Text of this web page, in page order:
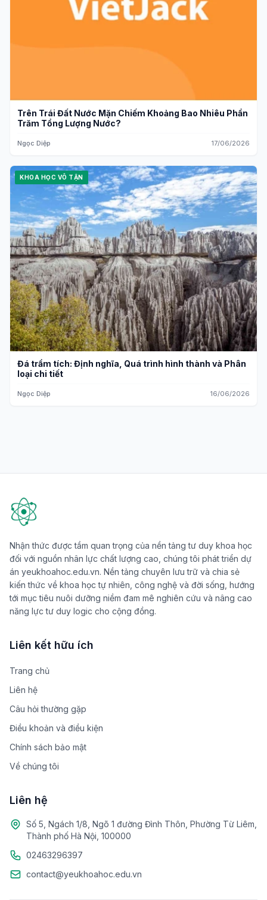
Trên Trái Đất Nước Mặn Chiếm Khoảng Bao Nhiêu Phần
Trăm Tổng Lượng Nước?
Ngọc Diệp 17/06/2026
KHOA HỌC VÔ TẬN
Đá trầm tích: Định nghĩa, Quá trình hình thành và Phân
loại chi tiết
Ngọc Diệp 16/06/2026
Nhận thức được tầm quan trọng của nền tảng tư duy khoa học
đối với nguồn nhân lực chất lượng cao, chúng tôi phát triển dự
án yeukhoahoc.edu.vn. Nền tảng chuyên lưu trữ và chia sẻ
kiến thức về khoa học tự nhiên, công nghệ và đời sống, hướng
tới mục tiêu nuôi dưỡng niềm đam mê nghiên cứu và nâng cao
năng lực tư duy logic cho cộng đồng.
Liên kết hữu ích
Trang chủ
Liên hệ
Câu hỏi thường gặp
Điều khoản và điều kiện
Chính sách bảo mật
Về chúng tôi
Liên hệ
Số 5, Ngách 1/8, Ngõ 1 đường Đình Thôn, Phường Từ Liêm,
Thành phố Hà Nội, 100000
02463296397
contact@yeukhoahoc.edu.vn